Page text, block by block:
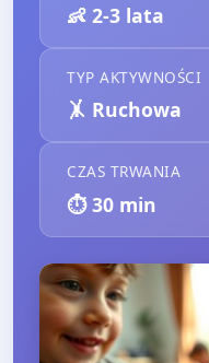
👶 2-3 lata
TYP AKTYWNOŚCI
🤸 Ruchowa
CZAS TRWANIA
⏱️30 min